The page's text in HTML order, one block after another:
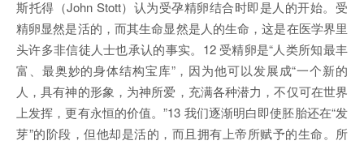
斯托得（John Stott）认为受孕精卵结合时即是人的开始。受
精卵显然是活的，而其生命显然是人的生命，这是在医学界里
头许多非信徒人士也承认的事实。12 受精卵是“人类所知最丰
富、最奥妙的身体结构宝库”，因为他可以发展成“一个新的
人，具有神的形象，为神所爱，充满各种潜力，不仅可在世界
上发挥，更有永恒的价值。”13 我们逐渐明白即使胚胎还在“发
芽”的阶段，但他却是活的，而且拥有上帝所赋予的生命。所